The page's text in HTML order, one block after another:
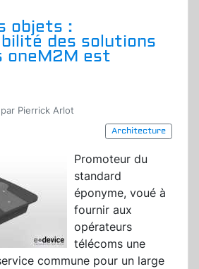
objets :
des solutions
oneM2M est
Pierrick Arlot
Architecture
Promoteur du
standard
éponyme, voué à
fournir aux
opérateurs
télécoms une
commune pour un large